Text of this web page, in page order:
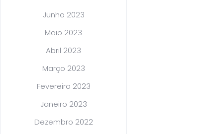
Junho 2023
Maio 2023
Abril 2023
Março 2023
Fevereiro 2023
Janeiro 2023
Dezembro 2022